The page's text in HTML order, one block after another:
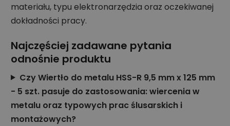
materiału, typu elektronarzędzia oraz oczekiwanej
dokładności pracy.
Najczęściej zadawane pytania
odnośnie produktu
Czy Wiertło do metalu HSS-R 9,5 mm x 125 mm
- 5 szt. pasuje do zastosowania: wiercenia w
metalu oraz typowych prac ślusarskich i
montażowych?